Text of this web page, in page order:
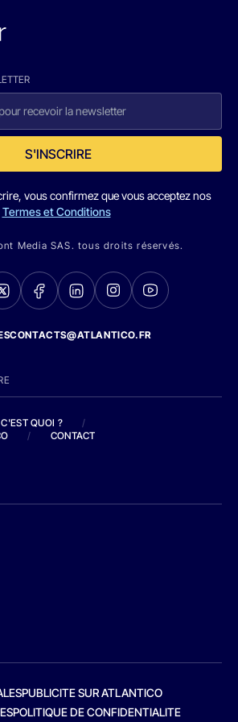
S'INSCRIRE
vous confirmez que vous acceptez nos
Termes et Conditions
Media SAS. tous droits réservés.
QUOI ?
/
/ CONTACT
PUBLICITE SUR ATLANTICO
POLITIQUE DE CONFIDENTIALITE